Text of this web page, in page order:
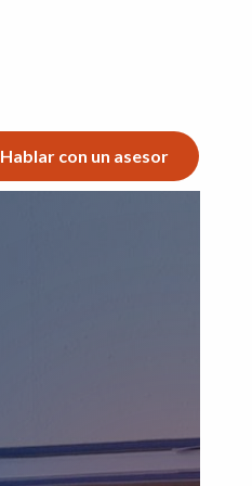
Hablar con un asesor